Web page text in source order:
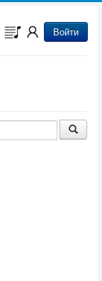
Войти
сериалов